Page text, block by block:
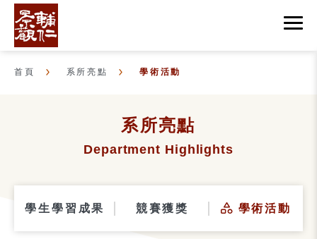
首頁 系所亮點 學術活動
系所亮點
Department Highlights
學生學習成果 競賽獲獎 學術活動